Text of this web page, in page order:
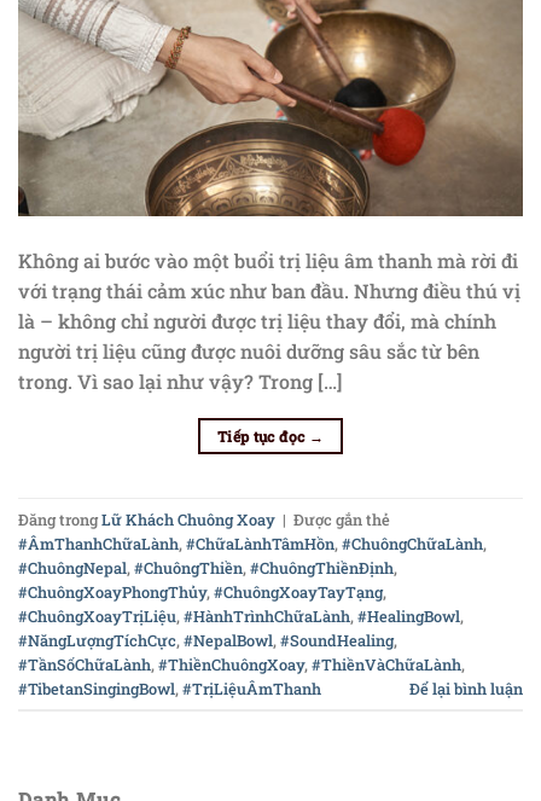
Không ai bước vào một buổi trị liệu âm thanh mà rời đi
với trạng thái cảm xúc như ban đầu. Nhưng điều thú vị
là – không chỉ người được trị liệu thay đổi, mà chính
người trị liệu cũng được nuôi dưỡng sâu sắc từ bên
trong. Vì sao lại như vậy? Trong […]
Tiếp tục đọc →
Đăng trongLữ Khách Chuông Xoay | Được gắn thẻ
#ÂmThanhChữaLành, #ChữaLànhTâmHồn, #ChuôngChữaLành,
#ChuôngNepal, #ChuôngThiền, #ChuôngThiềnĐịnh,
#ChuôngXoayPhongThủy, #ChuôngXoayTayTạng,
#ChuôngXoayTrịLiệu, #HànhTrìnhChữaLành, #HealingBowl,
#NăngLượngTíchCực, #NepalBowl, #SoundHealing,
#TầnSốChữaLành, #ThiềnChuôngXoay, #ThiềnVàChữaLành,
#TibetanSingingBowl, #TrịLiệuÂmThanh Để lại bình luận